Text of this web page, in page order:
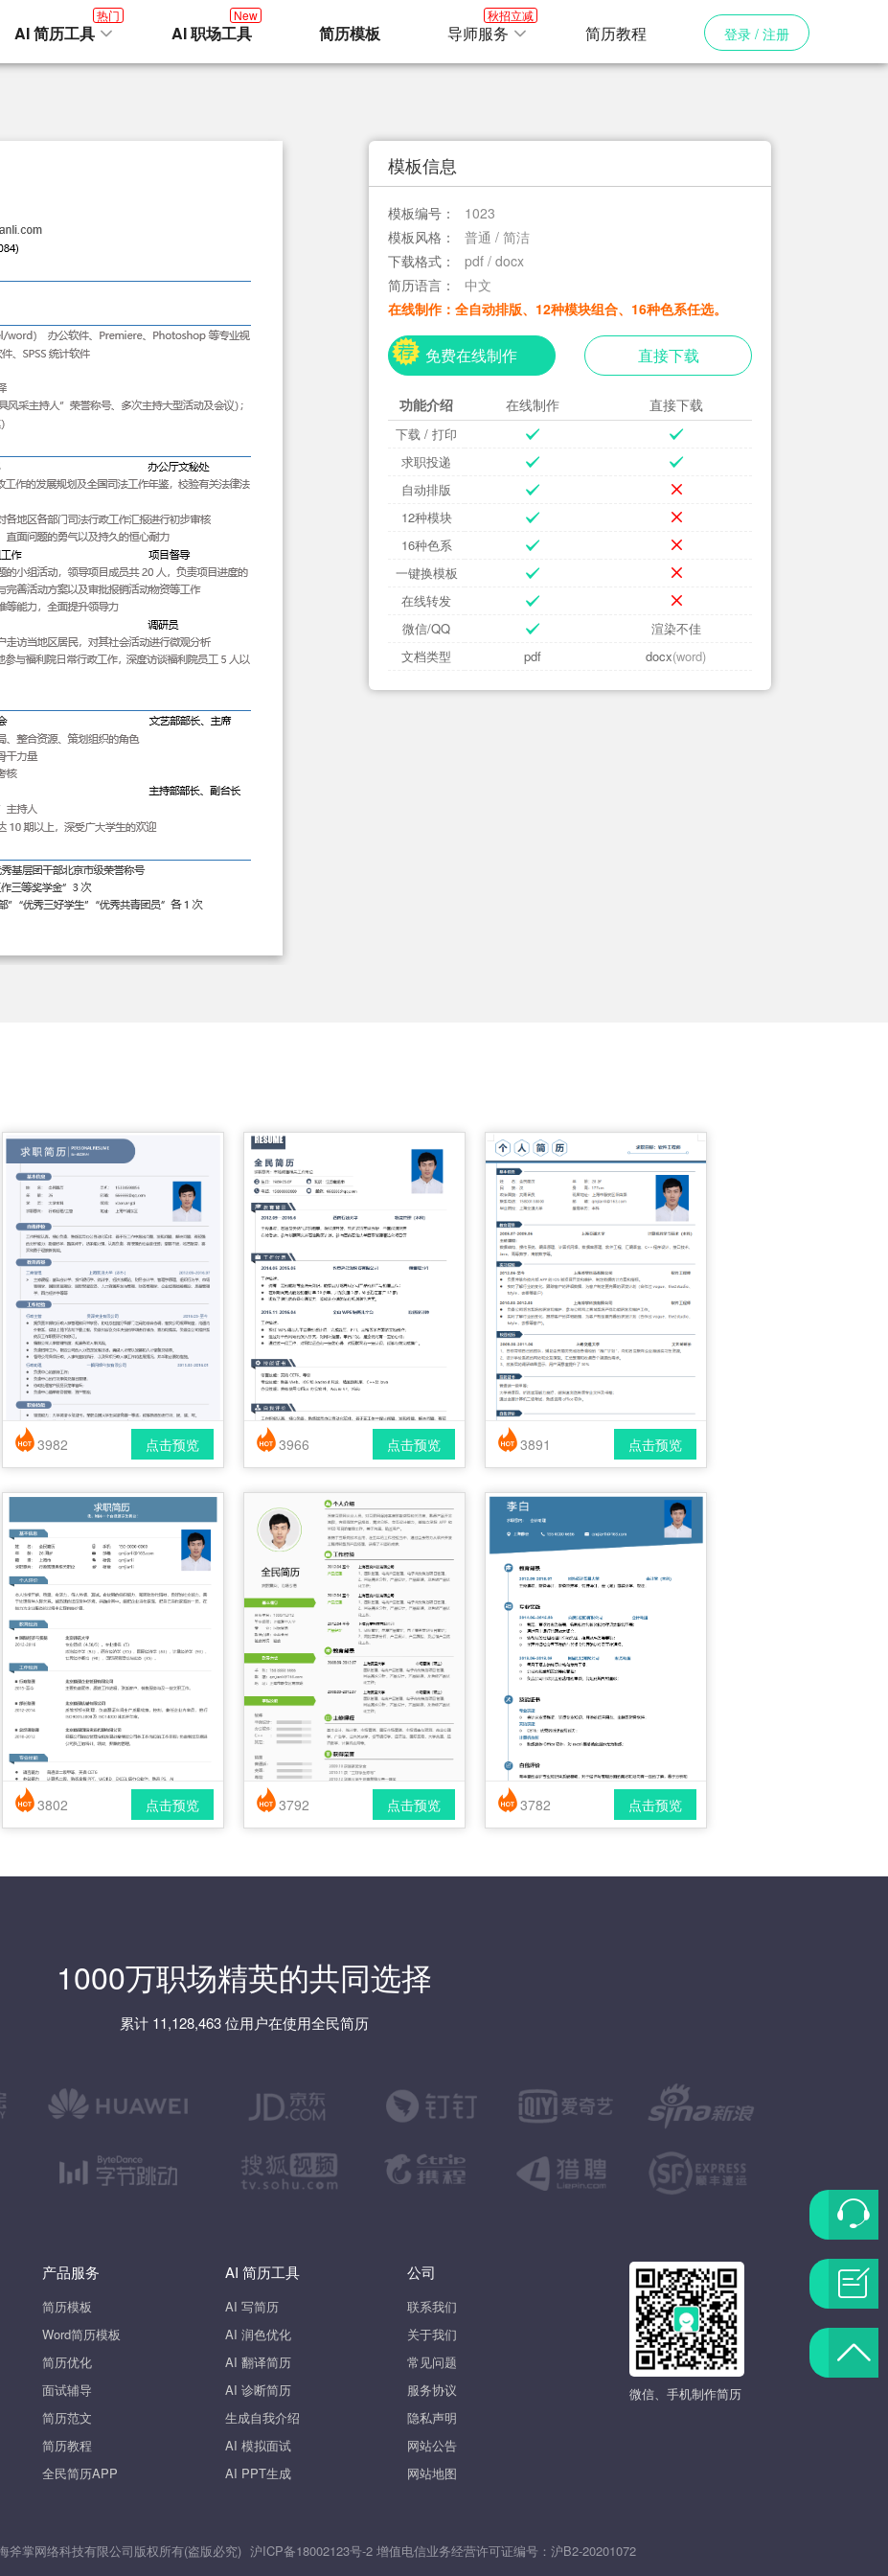
AI 简历工具
热门
AI 职场工具
New
简历模板 导师服务
秋招立减
简历教程 登录 / 注册
模板信息
模板编号：
1023
模板风格：
普通 / 简洁
下载格式：
pdf / docx
简历语言：
中文
在线制作：全自动排版、12种模块组合、16种色系任选。
免费在线制作 直接下载
功能介绍 在线制作 直接下载
下载 / 打印
求职投递
自动排版
12种模块
16种色系
一键换模板
在线转发
微信/QQ
渲染不佳
文档类型
pdf docx(word)
简历风格： 时尚 / 简洁 / 应届生
点击预览
3982
简历风格： 时尚 / 简洁 / 应届生
点击预览
3966
简历风格： 简洁 / 时尚 / 应届生
点击预览
3891
简历风格： 时尚 / 简洁 / 应届生
点击预览
3802
简历风格： 时尚 / 简洁 / 应届生
点击预览
3792
简历风格： 时尚 / 简洁 / 应届生
点击预览
3782
1000万职场精英的共同选择
累计 11,128,463 位用户在使用全民简历
产品服务
简历模板
Word简历模板
简历优化
面试辅导
简历范文
简历教程
全民简历APP
AI 简历工具
AI 写简历
AI 润色优化
AI 翻译简历
AI 诊断简历
生成自我介绍
AI 模拟面试
AI PPT生成
公司
联系我们
关于我们
常见问题
服务协议
隐私声明
网站公告
网站地图
微信、手机制作简历
斧掌网络科技有限公司版权所有(盗版必究) 沪ICP备18002123号-2增值电信业务经营许可证编号： 沪B2-20201072
联
系
客
服
题
反
返